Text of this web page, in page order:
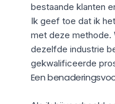
bestaande klanten
Ik geef toe dat ik
met deze methode.
dezelfde industrie
gekwalificeerde
Een